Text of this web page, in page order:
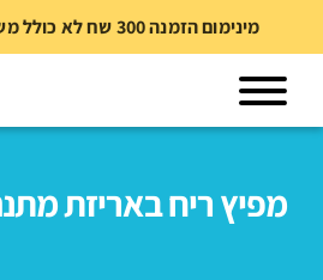
מינימום הזמנה 300 שח לא כולל משלוח ומיתוג
מפיץ ריח באריזת